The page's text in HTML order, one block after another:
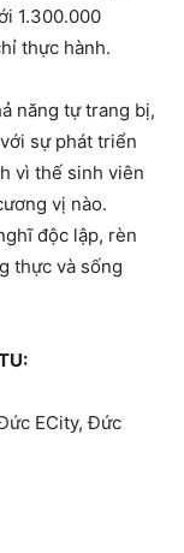
1.300.000
thực hành.
năng tự trang bị,
sự phát triển
vì thế sinh viên
vị nào.
độc lập, rèn
thực và sống
ECity, Đức